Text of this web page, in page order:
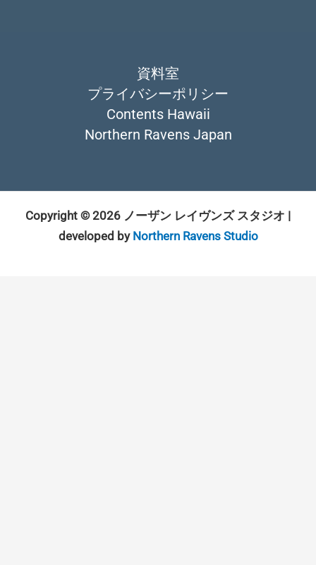
資料室
プライバシーポリシー
Contents Hawaii
Northern Ravens Japan
Copyright © 2026 ノーザン レイヴンズ スタジオ |
developed by Northern Ravens Studio